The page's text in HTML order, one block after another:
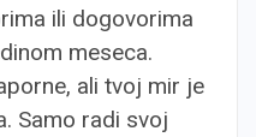
ili dogovorima
meseca.
ali tvoj mir je
Samo radi svoj